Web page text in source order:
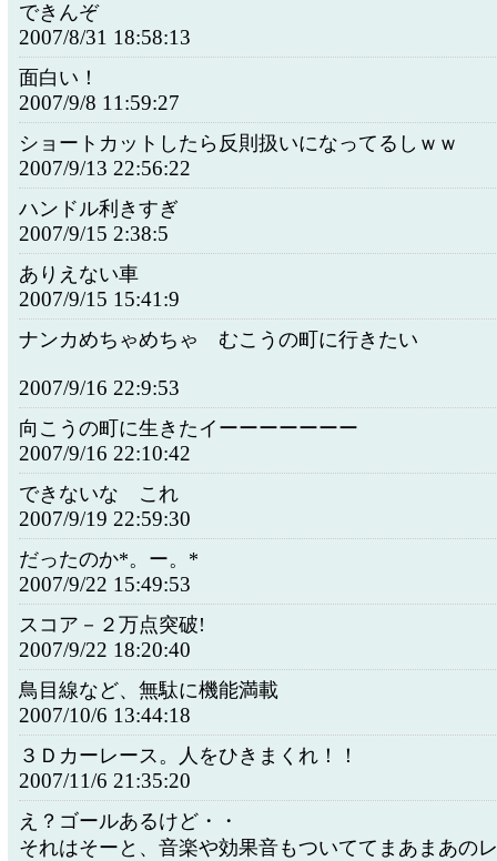
できんぞ
2007/8/31 18:58:13
面白い！
2007/9/8 11:59:27
ショートカットしたら反則扱いになってるしｗｗ
2007/9/13 22:56:22
ハンドル利きすぎ
2007/9/15 2:38:5
ありえない車
2007/9/15 15:41:9
ナンカめちゃめちゃ むこうの町に行きたい
2007/9/16 22:9:53
向こうの町に生きたイーーーーーーー
2007/9/16 22:10:42
できないな これ
2007/9/19 22:59:30
だったのか*。ー。*
2007/9/22 15:49:53
スコア－２万点突破!
2007/9/22 18:20:40
鳥目線など、無駄に機能満載
2007/10/6 13:44:18
３Ｄカーレース。人をひきまくれ！！
2007/11/6 21:35:20
え？ゴールあるけど・・
それはそーと、音楽や効果音もついててまあまあの